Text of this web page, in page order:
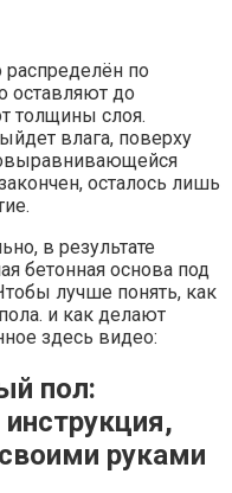
по
оставляют до
толщины слоя.
влага, поверху
осталось лишь
в результате
бетонная основа под
лучше понять, как
и как делают
здесь видео:
пол:
руками